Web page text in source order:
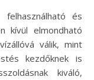
és
kívül elmondható
válik, mint
kezdőknek is
kiváló,